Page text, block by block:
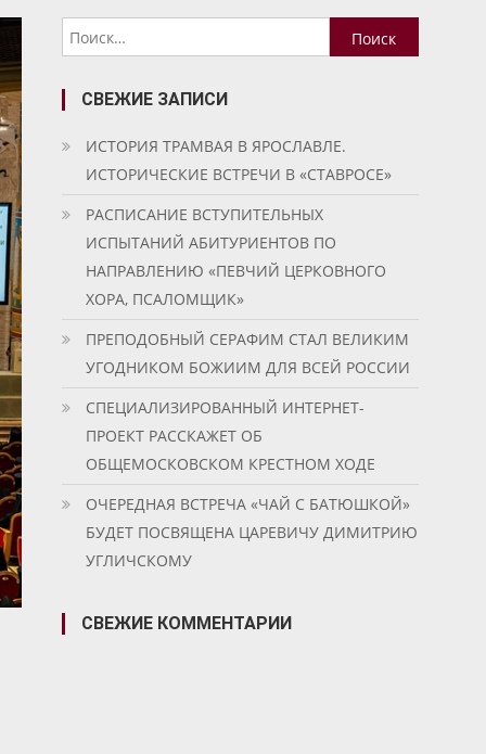
Найти:
СВЕЖИЕ ЗАПИСИ
ИСТОРИЯ ТРАМВАЯ В ЯРОСЛАВЛЕ.
ИСТОРИЧЕСКИЕ ВСТРЕЧИ В «СТАВРОСЕ»
РАСПИСАНИЕ ВСТУПИТЕЛЬНЫХ
ИСПЫТАНИЙ АБИТУРИЕНТОВ ПО
НАПРАВЛЕНИЮ «ПЕВЧИЙ ЦЕРКОВНОГО
ХОРА, ПСАЛОМЩИК»
ПРЕПОДОБНЫЙ СЕРАФИМ СТАЛ ВЕЛИКИМ
УГОДНИКОМ БОЖИИМ ДЛЯ ВСЕЙ РОССИИ
СПЕЦИАЛИЗИРОВАННЫЙ ИНТЕРНЕТ-
ПРОЕКТ РАССКАЖЕТ ОБ
ОБЩЕМОСКОВСКОМ КРЕСТНОМ ХОДЕ
ОЧЕРЕДНАЯ ВСТРЕЧА «ЧАЙ С БАТЮШКОЙ»
БУДЕТ ПОСВЯЩЕНА ЦАРЕВИЧУ ДИМИТРИЮ
УГЛИЧСКОМУ
СВЕЖИЕ КОММЕНТАРИИ